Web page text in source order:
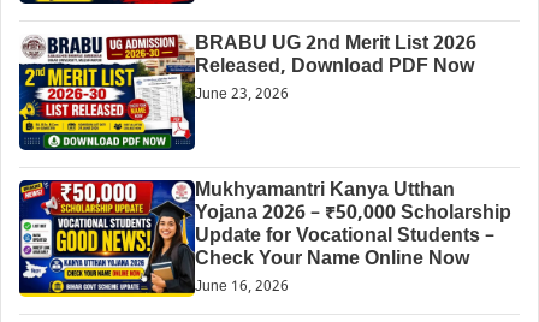
BRABU UG 2nd Merit List 2026
Released, Download PDF Now
June 23, 2026
Mukhyamantri Kanya Utthan
Yojana 2026 – ₹50,000 Scholarship
Update for Vocational Students –
Check Your Name Online Now
June 16, 2026